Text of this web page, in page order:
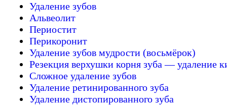
Удаление зубов
Альвеолит
Периостит
Перикоронит
Удаление зубов мудрости (восьмёрок)
Резекция верхушки корня зуба — удаление
Сложное удаление зубов
Удаление ретинированного зуба
Удаление дистопированного зуба